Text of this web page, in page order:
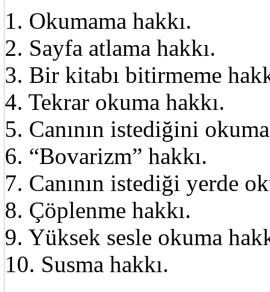
1. Okumama hakkı.
2. Sayfa atlama hakkı.
3. Bir kitabı bitirmeme
4. Tekrar okuma hakkı.
5. Canının istediğini
6. “Bovarizm” hakkı.
7. Canının istediği yerde
8. Çöplenme hakkı.
9. Yüksek sesle okuma
10. Susma hakkı.